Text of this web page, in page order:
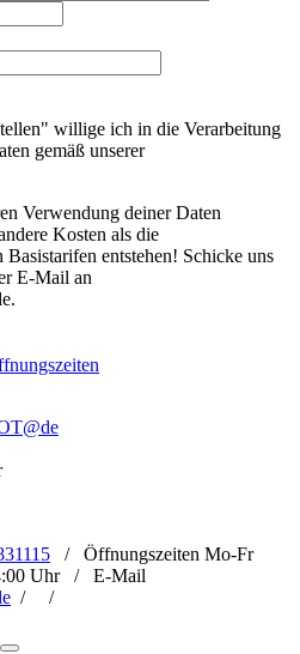
willige ich in die Verarbeitung
gemäß unserer
Verwendung deiner Daten
Kosten als die
entstehen! Schicke uns
E-Mail an
.
/ Öffnungszeiten Mo-Fr
Uhr / E-Mail
/ /